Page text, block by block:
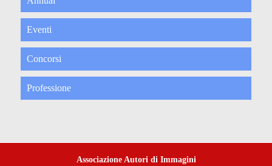
Eventi
Concorsi
Professione
Associazione Autori di Immagini